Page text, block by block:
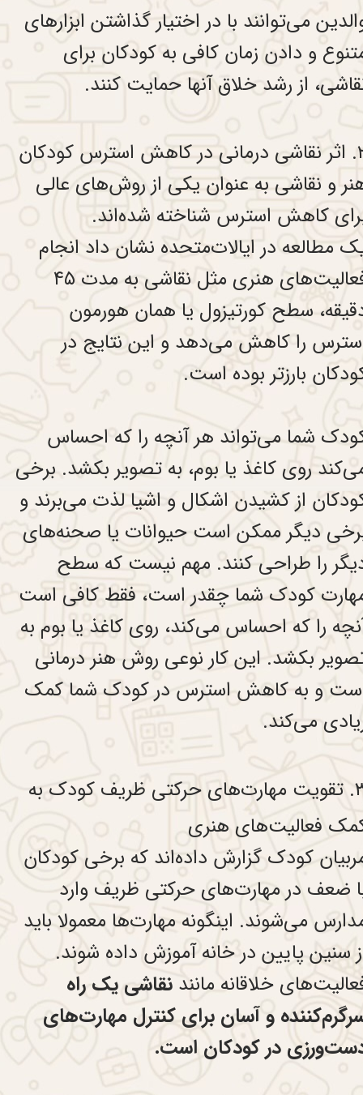
می‌توانند با در اختیار گذاشتن ابزارهای
و دادن زمان کافی به کودکان برای
از رشد خلاق آنها حمایت کنند.
استرس کودکان
و نقاشی به عنوان یکی از روش‌های عالی
کاهش استرس شناخته شده‌اند.
مطالعه در ایالات‌متحده نشان داد انجام
فعالیت‌های هنری مثل نقاشی به مدت ۴۵
سطح کورتیزول یا همان هورمون
را کاهش می‌دهد و این نتایج در
بارزتر بوده است.
شما می‌تواند هر آنچه را که احساس
روی کاغذ یا بوم، به تصویر بکشد. برخی
از کشیدن اشکال و اشیا لذت می‌برند و
دیگر ممکن است حیوانات یا صحنه‌های
را طراحی کنند. مهم نیست که سطح
کودک شما چقدر است، فقط کافی است
را که احساس می‌کند، روی کاغذ یا بوم به
بکشد. این کار نوعی روش هنر درمانی
و به کاهش استرس در کودک شما کمک
می‌کند.
۳. تقویت مهارت‌های حرکتی ظریف کودک به
فعالیت‌های هنری
کودک گزارش داده‌اند که برخی کودکان
ضعف در مهارت‌های حرکتی ظریف وارد
می‌شوند. اینگونه مهارت‌ها معمولا باید
سنین پایین در خانه آموزش داده شوند.
خلاقانه مانند نقاشی یک راه
و آسان برای کنترل مهارت‌های
در کودکان است.